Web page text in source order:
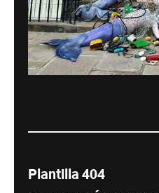
Plantilla 404